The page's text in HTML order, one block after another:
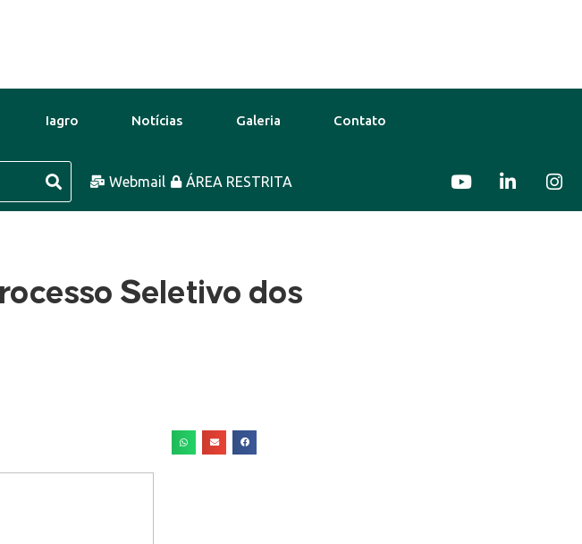
Iagro Notícias Galeria Contato
41°C 10 Ago 37°C 39°C 12
Webmail ÁREA RESTRITA
Seletivo dos